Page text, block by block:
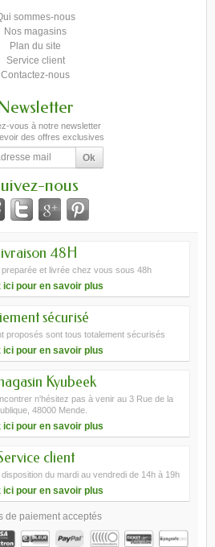
sommes-nous
Nos magasins
Plan du site
Service client
Contactez-nous
vous à notre newsletter
des offres exclusives
nous
48H
et livrée chez vous sous 48h
ici pour en savoir plus
sécurisé
proposés sont tous totalement sécurisés
ici pour en savoir plus
Kyubeek
n'hésitez pas à venir au 3 Rue de la
48000 Mende.
ici pour en savoir plus
client
du mardi au vendredi de 14h à 19h
ici pour en savoir plus
de paiement acceptés